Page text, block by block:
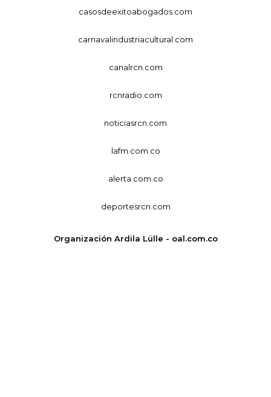
casosdeexitoabogados.com
carnavalindustriacultural.com
canalrcn.com
rcnradio.com
noticiasrcn.com
lafm.com.co
alerta.com.co
deportesrcn.com
Organización Ardila Lülle - oal.com.co